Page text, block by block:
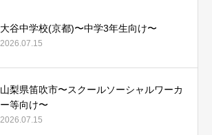
大谷中学校(京都)〜中学3年生向け〜
2026.07.15
山梨県笛吹市〜スクールソーシャルワーカ
ー等向け〜
2026.07.15